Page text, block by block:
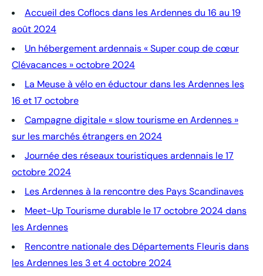
Accueil des Coflocs dans les Ardennes du 16 au 19
août 2024
Un hébergement ardennais « Super coup de cœur
Clévacances » octobre 2024
La Meuse à vélo en éductour dans les Ardennes les
16 et 17 octobre
Campagne digitale « slow tourisme en Ardennes »
sur les marchés étrangers en 2024
Journée des réseaux touristiques ardennais le 17
octobre 2024
Les Ardennes à la rencontre des Pays Scandinaves
Meet-Up Tourisme durable le 17 octobre 2024 dans
les Ardennes
Rencontre nationale des Départements Fleuris dans
les Ardennes les 3 et 4 octobre 2024